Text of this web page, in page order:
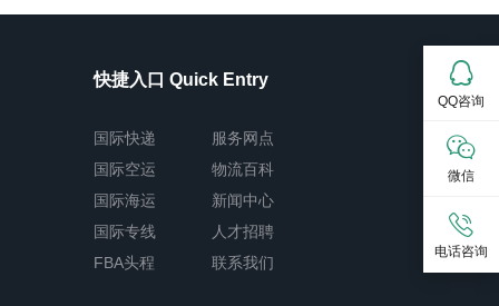
快捷入口 Quick Entry
国际快递
国际空运
国际海运
国际专线
FBA头程
服务网点
物流百科
新闻中心
人才招聘
联系我们
QQ咨询
微信
电话咨询